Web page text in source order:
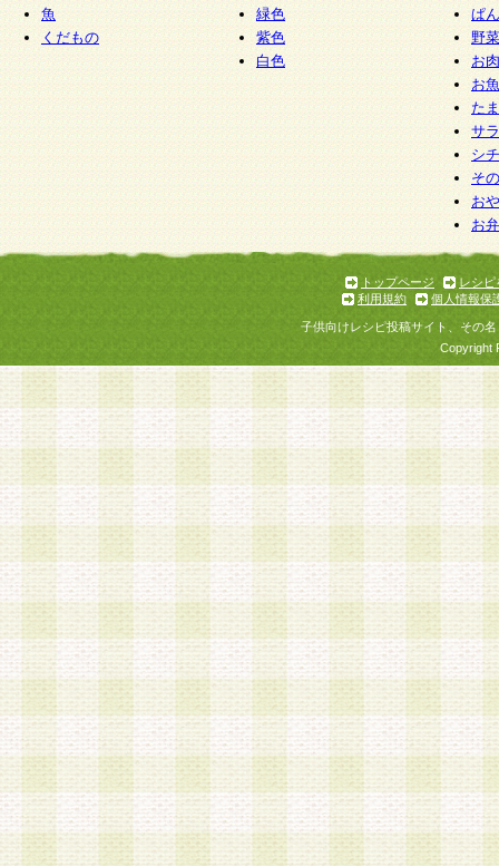
魚
くだもの
緑色
紫色
白色
ぱん
野
お
お
た
サ
シ
そ
お
お
トップページ
レシピ
利用規約
個人情報保
子供向けレシピ投稿サイト、その
Copyright